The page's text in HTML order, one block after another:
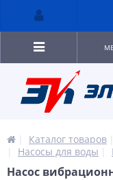
Каталог товаров
Насосы для воды
Насос